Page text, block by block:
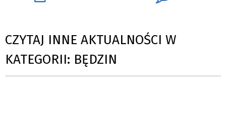
CZYTAJ INNE AKTUALNOŚCI W
KATEGORII: BĘDZIN